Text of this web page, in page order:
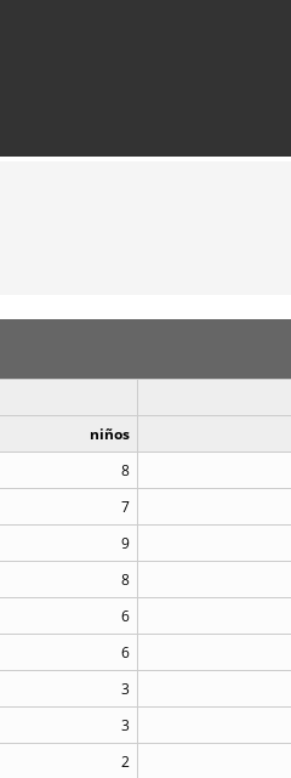
niños
8
7
9
8
6
6
3
3
2